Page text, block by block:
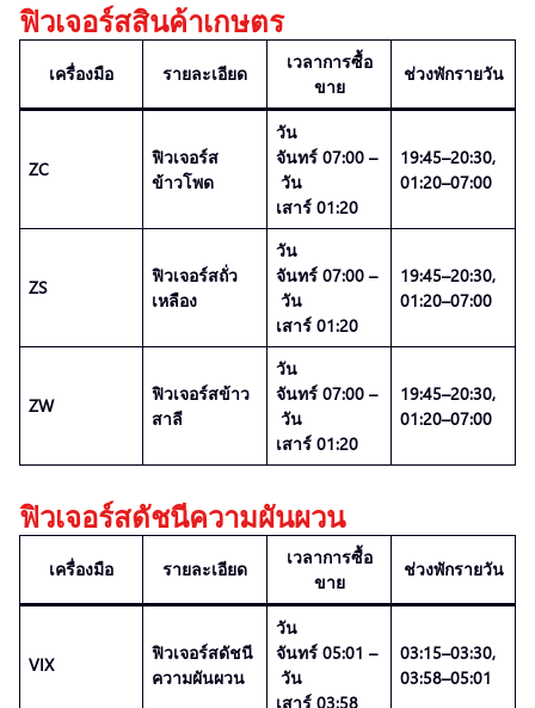
ฟิวเจอร์สสินค้าเกษตร
เครื่องมือ รายละเอียด
เวลาการซื้อ
ขาย
ช่วงพักรายวัน
ZC
ฟิวเจอร์ส
ข้าวโพด
วัน
จันทร์ 07:00 –
วัน
เสาร์ 01:20
19:45–20:30,
01:20–07:00
ZS
ฟิวเจอร์สถั่ว
เหลือง
วัน
จันทร์ 07:00 –
วัน
เสาร์ 01:20
19:45–20:30,
01:20–07:00
ZW
ฟิวเจอร์สข้าว
สาลี
วัน
จันทร์ 07:00 –
วัน
เสาร์ 01:20
19:45–20:30,
01:20–07:00
ฟิวเจอร์สดัชนีความผันผวน
เครื่องมือ รายละเอียด
เวลาการซื้อ
ขาย
ช่วงพักรายวัน
VIX
ฟิวเจอร์สดัชนี
ความผันผวน
วัน
จันทร์ 05:01 –
วัน
เสาร์ 03:58
03:15–03:30,
03:58–05:01